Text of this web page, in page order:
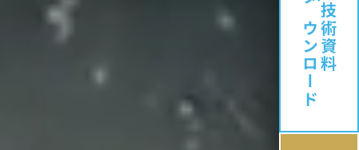
技術資料
ダウンロード